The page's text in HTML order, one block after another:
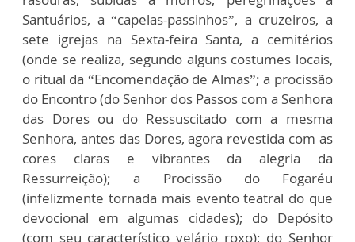
Santuários, a “capelas-passinhos”, a cruzeiros, a
sete igrejas na Sexta-feira Santa, a cemitérios
(onde se realiza, segundo alguns costumes locais,
o ritual da “Encomendação de Almas”; a procissão
do Encontro (do Senhor dos Passos com a Senhora
das Dores ou do Ressuscitado com a mesma
Senhora, antes das Dores, agora revestida com as
cores claras e vibrantes da alegria da
Ressurreição); a Procissão do Fogaréu
(infelizmente tornada mais evento teatral do que
devocional em algumas cidades); do Depósito
(com seu característico velário roxo); do Senhor